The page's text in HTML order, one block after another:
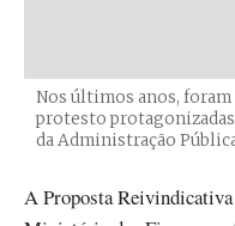
Nos últimos anos, foram
protesto
da Administração
A Proposta